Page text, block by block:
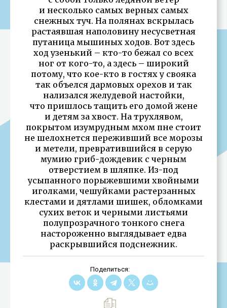
и несколько самых верных самых
снежных туч. На полянах вскрылась
растаявшая наполовину несусветная
путаница мышиных ходов. Вот здесь
ход узенький – кто-то бежал со всех
ног от кого-то, а здесь – широкий
потому, что кое-кто в гостях у свояка
так объелся дармовых орехов и так
нализался желудевой настойки,
что пришлось тащить его домой жене
и детям за хвост. На трухлявом,
покрытом изумрудным мхом пне стоит
не шелохнется переживший все морозы
и метели, превратившийся в серую
мумию гриб-дождевик с черным
отверстием в шляпке. Из-под
усыпанного порыжевшими хвойными
иголками, чешуйками растерзанных
клестами и дятлами шишек, обломками
сухих веток и черными листьями
полупрозрачного тонкого снега
настороженно выглядывает едва
раскрывшийся подснежник.
Поделиться: